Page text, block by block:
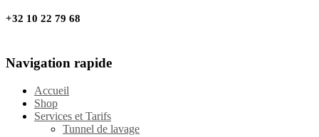
+32 10 22 79 68
Navigation rapide
Accueil
Shop
Services et Tarifs
Tunnel de lavage